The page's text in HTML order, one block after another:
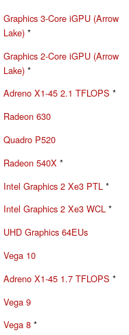
Graphics 3-Core iGPU (Arrow
Lake) *
Graphics 2-Core iGPU (Arrow
Lake) *
Adreno X1-45 2.1 TFLOPS *
Radeon 630
Quadro P520
Radeon 540X *
Intel Graphics 2 Xe3 PTL *
Intel Graphics 2 Xe3 WCL *
UHD Graphics 64EUs
Vega 10
Adreno X1-45 1.7 TFLOPS *
Vega 9
Vega 8 *